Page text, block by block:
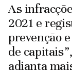
As
2021 e
prevenção
de
adianta